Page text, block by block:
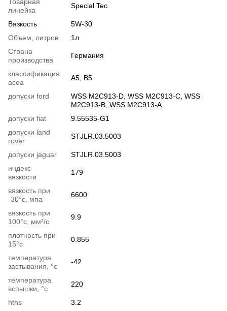
линейка
Special Tec
Вязкость
5W-30
Объем, литров
1л
Страна
производства
Германия
классификация
acea
A5, B5
допуски ford
WSS M2C913-D, WSS M2C913-C, WSS
M2C913-B, WSS M2C913-A
допуски fiat
9.55535-G1
допуски land
rover
STJLR.03.5003
допуски jaguar
STJLR.03.5003
индекс
вязкости
179
вязкость при
-30°c, мпа
6600
вязкость при
100°c, мм²/с
9.9
плотность при
15°c
0.855
температура
застывания, °c
-42
температура
вспышки, °c
220
hths
3.2